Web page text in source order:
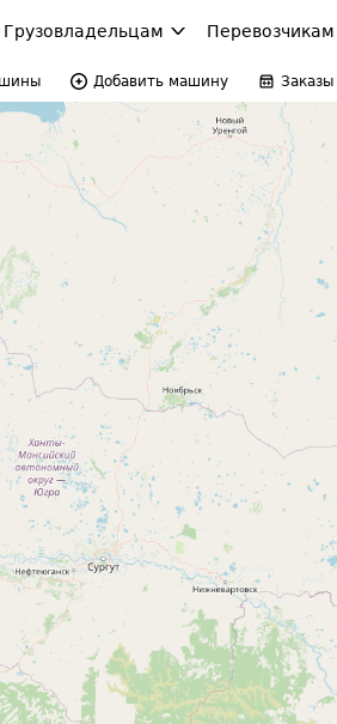
Грузовладельцам Перевозчикам
Добавить машину Заказы